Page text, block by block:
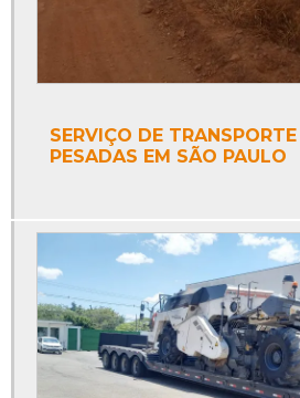
SERVIÇO DE
PESADAS EM SÃO PAULO